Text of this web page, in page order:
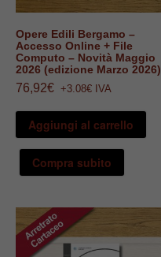
Opere Edili Bergamo –
Accesso Online + File
Computo – Novità Maggio
2026 (edizione Marzo 2026)
76,92€ +3.08€ IVA
Aggiungi al carrello
Compra subito